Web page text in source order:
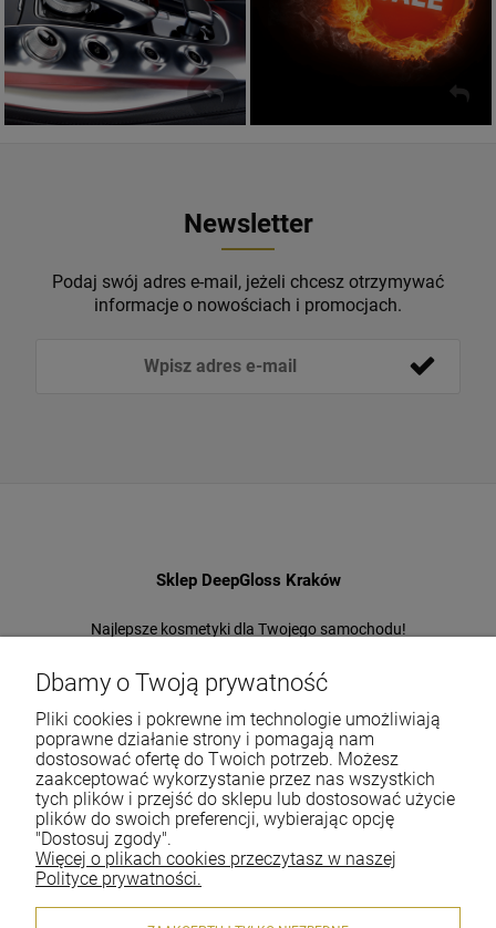
Newsletter
Podaj swój adres e-mail, jeżeli chcesz otrzymywać
informacje o nowościach i promocjach.
Sklep DeepGloss Kraków
Najlepsze kosmetyki dla Twojego samochodu!
w Polsce!
Tel.:
+48-697-22-66-94
E-mail: office@deepgloss.pl
O firmie
Dostawa i płatności
Gwarancja i zwroty
Dbamy o Twoją prywatność
Pliki cookies i pokrewne im technologie umożliwiają
poprawne działanie strony i pomagają nam
dostosować ofertę do Twoich potrzeb. Możesz
zaakceptować wykorzystanie przez nas wszystkich
tych plików i przejść do sklepu lub dostosować użycie
plików do swoich preferencji, wybierając opcję
"Dostosuj zgody".
Więcej o plikach cookies przeczytasz w naszej
Polityce prywatności.